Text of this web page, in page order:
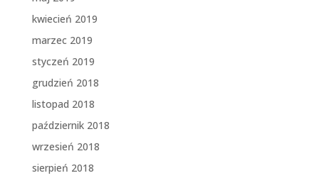
kwiecień 2019
marzec 2019
styczeń 2019
grudzień 2018
listopad 2018
październik 2018
wrzesień 2018
sierpień 2018